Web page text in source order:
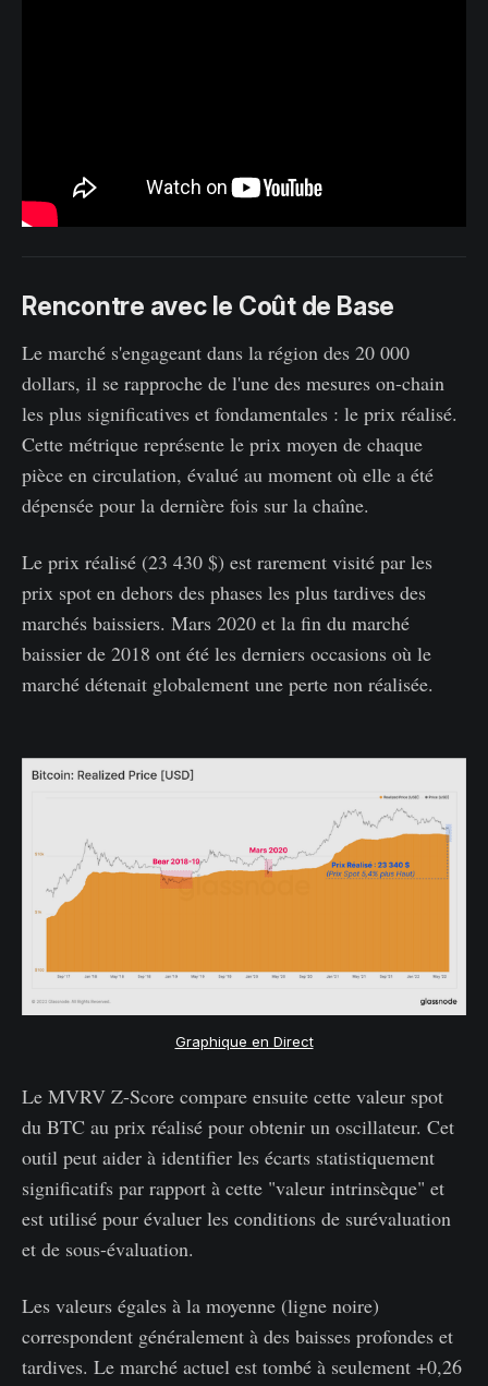
Rencontre avec le Coût de Base
Le marché s'engageant dans la région des 20 000
dollars, il se rapproche de l'une des mesures on-chain
les plus significatives et fondamentales : le prix réalisé.
Cette métrique représente le prix moyen de chaque
pièce en circulation, évalué au moment où elle a été
dépensée pour la dernière fois sur la chaîne.
Le prix réalisé (23 430 $) est rarement visité par les
prix spot en dehors des phases les plus tardives des
marchés baissiers. Mars 2020 et la fin du marché
baissier de 2018 ont été les derniers occasions où le
marché détenait globalement une perte non réalisée.
Graphique en Direct
Le MVRV Z-Score compare ensuite cette valeur spot
du BTC au prix réalisé pour obtenir un oscillateur. Cet
outil peut aider à identifier les écarts statistiquement
significatifs par rapport à cette "valeur intrinsèque" et
est utilisé pour évaluer les conditions de surévaluation
et de sous-évaluation.
Les valeurs égales à la moyenne (ligne noire)
correspondent généralement à des baisses profondes et
tardives. Le marché actuel est tombé à seulement +0,26